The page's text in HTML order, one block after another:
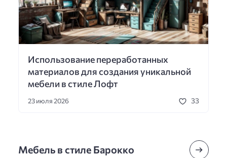
Использование переработанных
материалов для создания уникальной
мебели в стиле Лофт
23 июля 2026 33
Мебель в стиле Барокко